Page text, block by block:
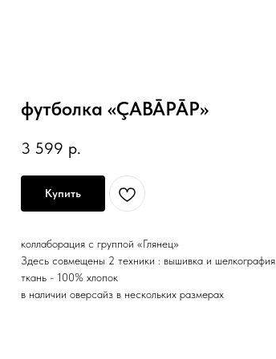
футболка «ÇABĀPĀP»
3 599 р.
Купить
коллаборация с группой «Глянец»
Здесь совмещены 2 техники : вышивка и шелкография.
ткань - 100% хлопок
в наличии оверсайз в нескольких размерах